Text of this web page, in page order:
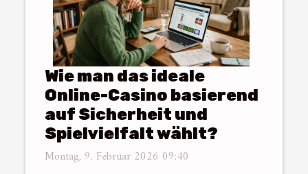
Wie man das ideale
Online-Casino basierend
auf Sicherheit und
Spielvielfalt wählt?
Montag, 9. Februar 2026 09:40